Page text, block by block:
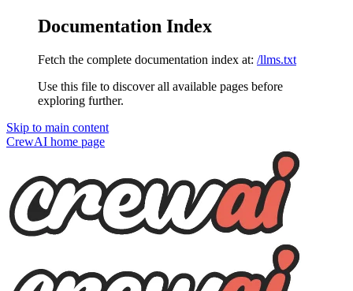
Documentation Index
Fetch the complete documentation index at: /llms.txt
Use this file to discover all available pages before
exploring further.
Skip to main content
CrewAI home page